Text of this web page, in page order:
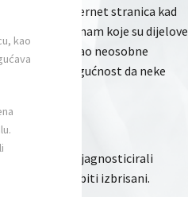
upotrebi Internet stranica kad
pokazuju nam koje su dijelove
tretiramo kao neosobne
u obzir mogućnost da neke
te (iii) dijagnosticirali
će podaci biti izbrisani.
kao